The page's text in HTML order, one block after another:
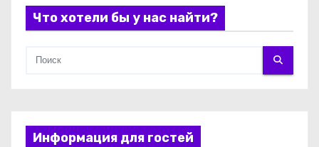
мЧто хотели бы у нас найти?
Информация для гостей